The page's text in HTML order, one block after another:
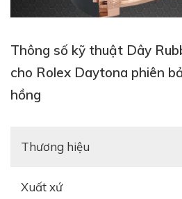
vàng hồng Classic Series với
khoắn, điểm đặc bệt của dây
Thông số kỹ thuật Dây
cho Rolex Daytona phiên
hồng
Thương hiệu
Xuất xứ